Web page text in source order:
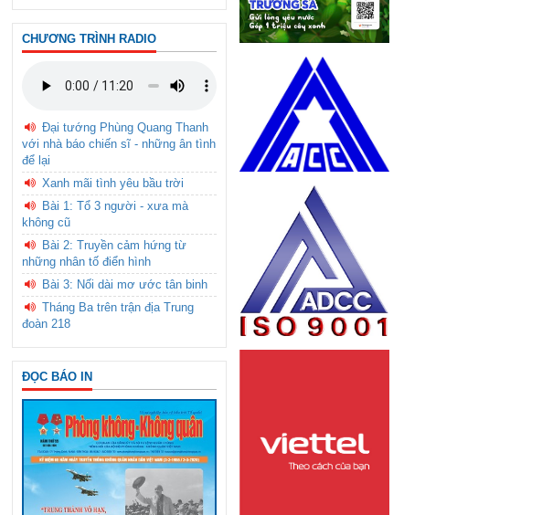
CHƯƠNG TRÌNH RADIO
Đại tướng Phùng Quang Thanh
với nhà báo chiến sĩ - những ân tình
để lại
Xanh mãi tình yêu bầu trời
Bài 1: Tổ 3 người - xưa mà
không cũ
Bài 2: Truyền cảm hứng từ
những nhân tố điển hình
Bài 3: Nối dài mơ ước tân binh
Tháng Ba trên trận địa Trung
đoàn 218
ĐỌC BÁO IN